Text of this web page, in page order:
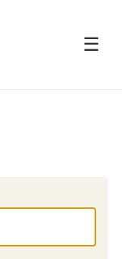
☰